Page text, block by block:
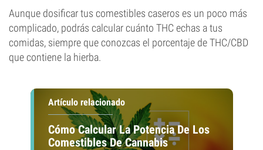
Aunque dosificar tus comestibles caseros es un poco más
complicado, podrás calcular cuánto THC echas a tus
comidas, siempre que conozcas el porcentaje de THC/CBD
que contiene la hierba.
Artículo relacionado
Cómo Calcular La Potencia De Los
Comestibles De Cannabis